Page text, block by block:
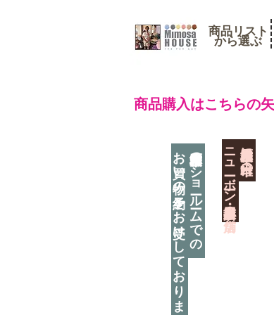
商品リスト
​から選ぶ
商品購入はこちらの
神奈川県相模原市に日本唯一の
​ニューボーン撮影用小道具店・３店舗
神奈川県相模原市のショールームでの
お買い物の予約をお受けしております